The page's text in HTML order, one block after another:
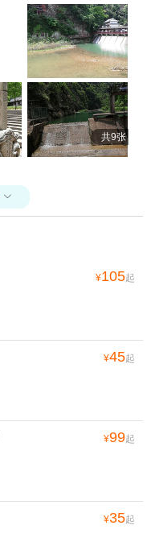
共9张

¥105起
¥45起
¥99起
¥35起